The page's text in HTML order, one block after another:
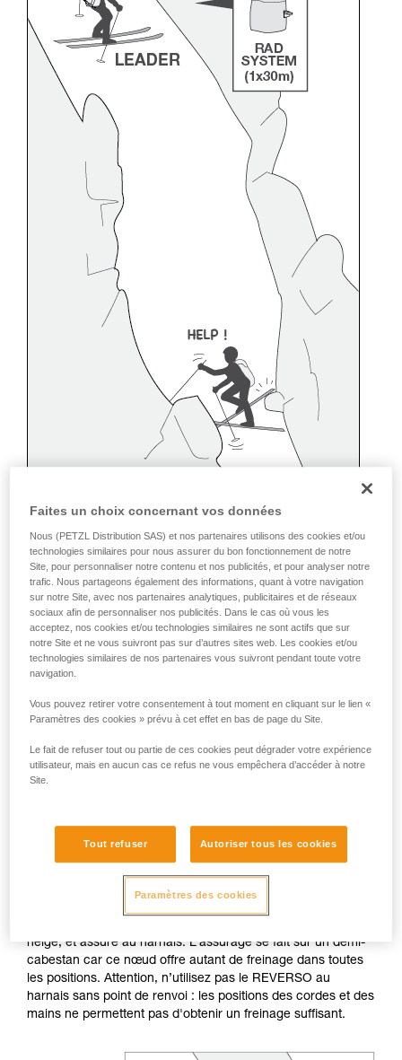
Assurage sur ancrage réalisé dans la
neige
Si aucun ancrage naturel n'est disponible (becquet, arbre...),
réalisez un corps-mort sur votre piolet. Une fois longé vous
pouvez lancer la corde avec un mousqueton pour que le
premier se connecte facilement.
résistance est incertaine.
pour limiter la possibilité de chocs (pensez à la CONNECT
neige, et assure au harnais. L’assurage se fait sur un demi-
cabestan car ce nœud offre autant de freinage dans toutes
les positions. Attention, n’utilisez pas le REVERSO au
harnais sans point de renvoi : les positions des cordes et des
mains ne permettent pas d'obtenir un freinage suffisant.
Faites un choix concernant vos données
Nous (PETZL Distribution SAS) et nos partenaires utilisons des cookies et/ou
technologies similaires pour nous assurer du bon fonctionnement de notre
Site, pour personnaliser notre contenu et nos publicités, et pour analyser notre
trafic. Nous partageons également des informations, quant à votre navigation
sur notre Site, avec nos partenaires analytiques, publicitaires et de réseaux
sociaux afin de personnaliser nos publicités. Dans le cas où vous les
acceptez, nos cookies et/ou technologies similaires ne sont actifs que sur
notre Site et ne vous suivront pas sur d’autres sites web. Les cookies et/ou
technologies similaires de nos partenaires vous suivront pendant toute votre
navigation.
Vous pouvez retirer votre consentement à tout moment en cliquant sur le lien «
Paramètres des cookies » prévu à cet effet en bas de page du Site.
Le fait de refuser tout ou partie de ces cookies peut dégrader votre expérience
utilisateur, mais en aucun cas ce refus ne vous empêchera d’accéder à notre
Site.
Tout refuser Autoriser tous les cookies
Paramètres des cookies